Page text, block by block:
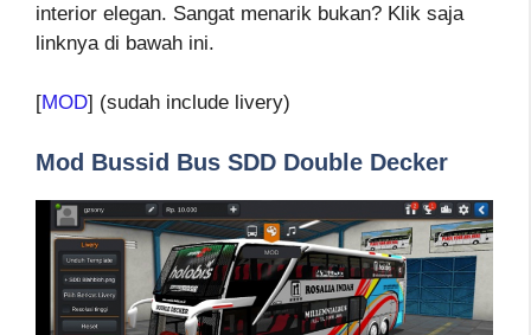
interior elegan. Sangat menarik bukan? Klik saja
linknya di bawah ini.
[MOD] (sudah include livery)
Mod Bussid Bus SDD Double Decker